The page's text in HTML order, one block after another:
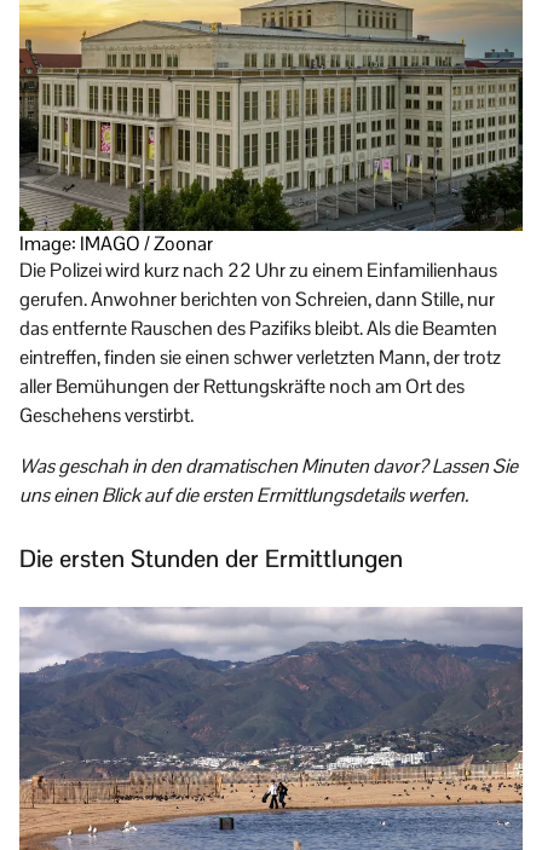
Image: IMAGO / Zoonar
Die Polizei wird kurz nach 22 Uhr zu einem Einfamilienhaus
gerufen. Anwohner berichten von Schreien, dann Stille, nur
das entfernte Rauschen des Pazifiks bleibt. Als die Beamten
eintreffen, finden sie einen schwer verletzten Mann, der trotz
aller Bemühungen der Rettungskräfte noch am Ort des
Geschehens verstirbt.
Was geschah in den dramatischen Minuten davor? Lassen Sie
uns einen Blick auf die ersten Ermittlungsdetails werfen.
Die ersten Stunden der Ermittlungen